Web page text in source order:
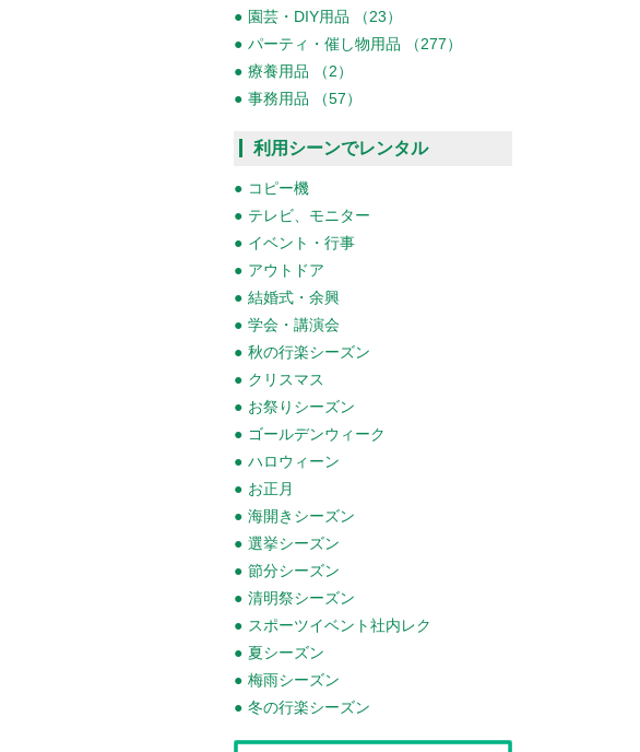
園芸・DIY用品 （23）
パーティ・催し物用品 （277）
療養用品 （2）
事務用品 （57）
利用シーンでレンタル
コピー機
テレビ、モニター
イベント・行事
アウトドア
結婚式・余興
学会・講演会
秋の行楽シーズン
クリスマス
お祭りシーズン
ゴールデンウィーク
ハロウィーン
お正月
海開きシーズン
選挙シーズン
節分シーズン
清明祭シーズン
スポーツイベント社内レク
夏シーズン
梅雨シーズン
冬の行楽シーズン